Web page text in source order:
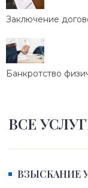
Заключение
Банкротство
ВСЕ
ВЗЫСКАНИЕ